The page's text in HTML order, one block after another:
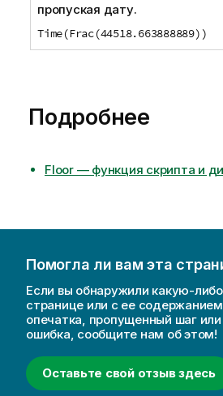
пропуская дату.
Time(Frac(44518.663888889))
Подробнее
Floor — функция скриптa и
Помогла ли вам эта
Если вы обнаружили какую-
странице или с ее
опечатка, пропущенный шаг
ошибка, сообщите нам об этом!
Оставьте свой отзыв здесь